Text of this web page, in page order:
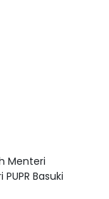
Menteri
Basuki